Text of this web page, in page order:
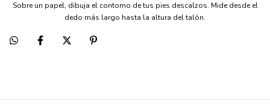
Sobre un papel, dibuja el contorno de tus pies descalzos. Mide desde el
dedo más largo hasta la altura del talón.